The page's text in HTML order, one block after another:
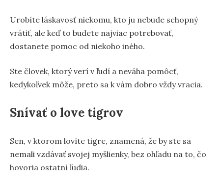
Urobíte láskavosť niekomu, kto ju nebude schopný
vrátiť, ale keď to budete najviac potrebovať,
dostanete pomoc od niekoho iného.
Ste človek, ktorý verí v ľudí a neváha pomôcť,
kedykoľvek môže, preto sa k vám dobro vždy vracia.
Snívať o love tigrov
Sen, v ktorom lovíte tigre, znamená, že by ste sa
nemali vzdávať svojej myšlienky, bez ohľadu na to, čo
hovoria ostatní ľudia.